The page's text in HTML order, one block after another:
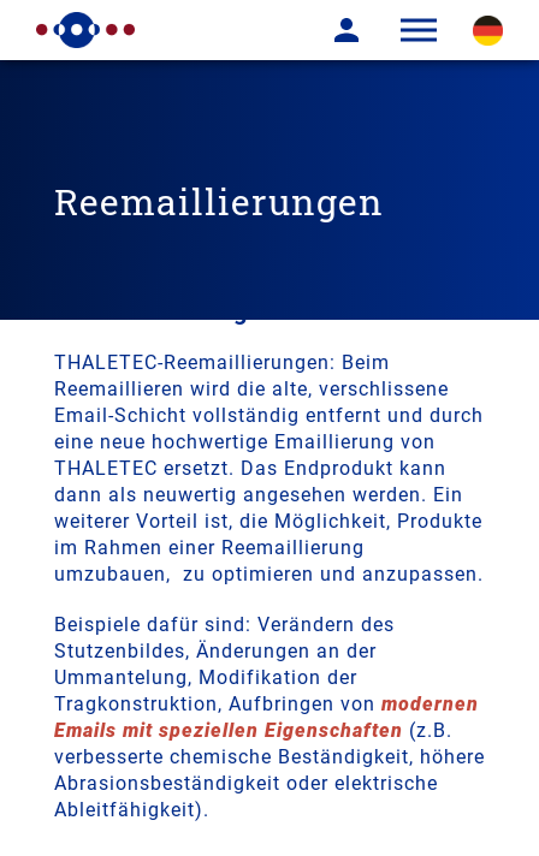
Reemaillierungen
THALETEC-Reemaillierungen: Beim
Reemaillieren wird die alte, verschlissene
Email-Schicht vollständig entfernt und durch
eine neue hochwertige Emaillierung von
THALETEC ersetzt. Das Endprodukt kann
dann als neuwertig angesehen werden. Ein
weiterer Vorteil ist, die Möglichkeit, Produkte
im Rahmen einer Reemaillierung
umzubauen, zu optimieren und anzupassen.
Beispiele dafür sind: Verändern des
Stutzenbildes, Änderungen an der
Ummantelung, Modifikation der
Tragkonstruktion, Aufbringen von modernen
Emails mit speziellen Eigenschaften (z.B.
verbesserte chemische Beständigkeit, höhere
Abrasionsbeständigkeit oder elektrische
Ableitfähigkeit).